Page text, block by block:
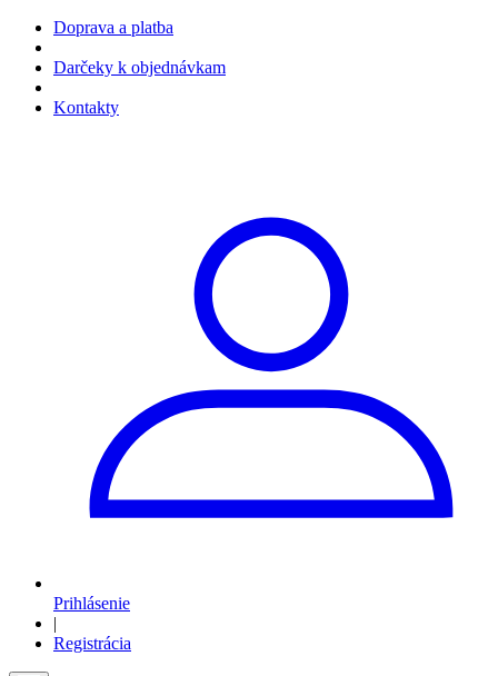
Doprava a platba
Darčeky k objednávkam
Kontakty
Prihlásenie
|
Registrácia